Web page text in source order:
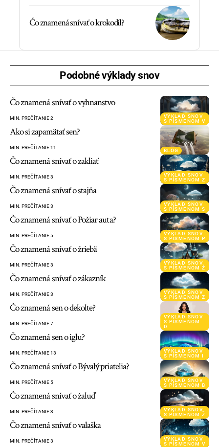
Čo znamená snívať o krokodíl?
Podobné výklady snov
VÝKLAD SNOV
S PÍSMENOM V
Čo znamená snívať o vyhnanstvo
MIN. PREČÍTANIE 2
BLOG
Ako si zapamätať sen?
MIN. PREČÍTANIE 11
VÝKLAD SNOV
S PÍSMENOM Z
Čo znamená snívať o zakliať
MIN. PREČÍTANIE 3
VÝKLAD SNOV
S PÍSMENOM S
Čo znamená snívať o stajňa
MIN. PREČÍTANIE 3
VÝKLAD SNOV
S PÍSMENOM P
Čo znamená snívať o Požiar auta?
MIN. PREČÍTANIE 5
VÝKLAD SNOV
S PÍSMENOM Ž
Čo znamená snívať o žriebä
MIN. PREČÍTANIE 3
VÝKLAD SNOV
S PÍSMENOM Z
Čo znamená snívať o zákazník
MIN. PREČÍTANIE 3
VÝKLAD SNOV
S PÍSMENOM
D
Čo znamená sen o dekolte?
MIN. PREČÍTANIE 7
VÝKLAD SNOV
S PÍSMENOM I
Čo znamená sen o iglu?
MIN. PREČÍTANIE 13
VÝKLAD SNOV
S PÍSMENOM B
Čo znamená snívať o Bývalý priatelia?
MIN. PREČÍTANIE 5
VÝKLAD SNOV
S PÍSMENOM Ž
Čo znamená snívať o žaluď
MIN. PREČÍTANIE 3
VÝKLAD SNOV
S PÍSMENOM V
Čo znamená snívať o valaška
MIN. PREČÍTANIE 3